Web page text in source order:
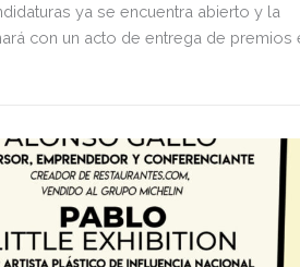
ya se encuentra abierto y la
con un acto de entrega de premios